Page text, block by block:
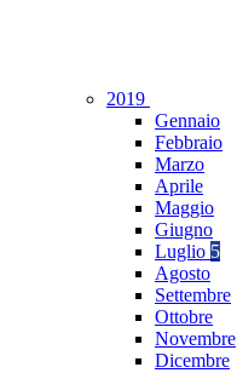
2019
Gennaio
Febbraio
Marzo
Aprile
Maggio
Giugno
Luglio 5
Agosto
Settembre
Ottobre
Novembre
Dicembre